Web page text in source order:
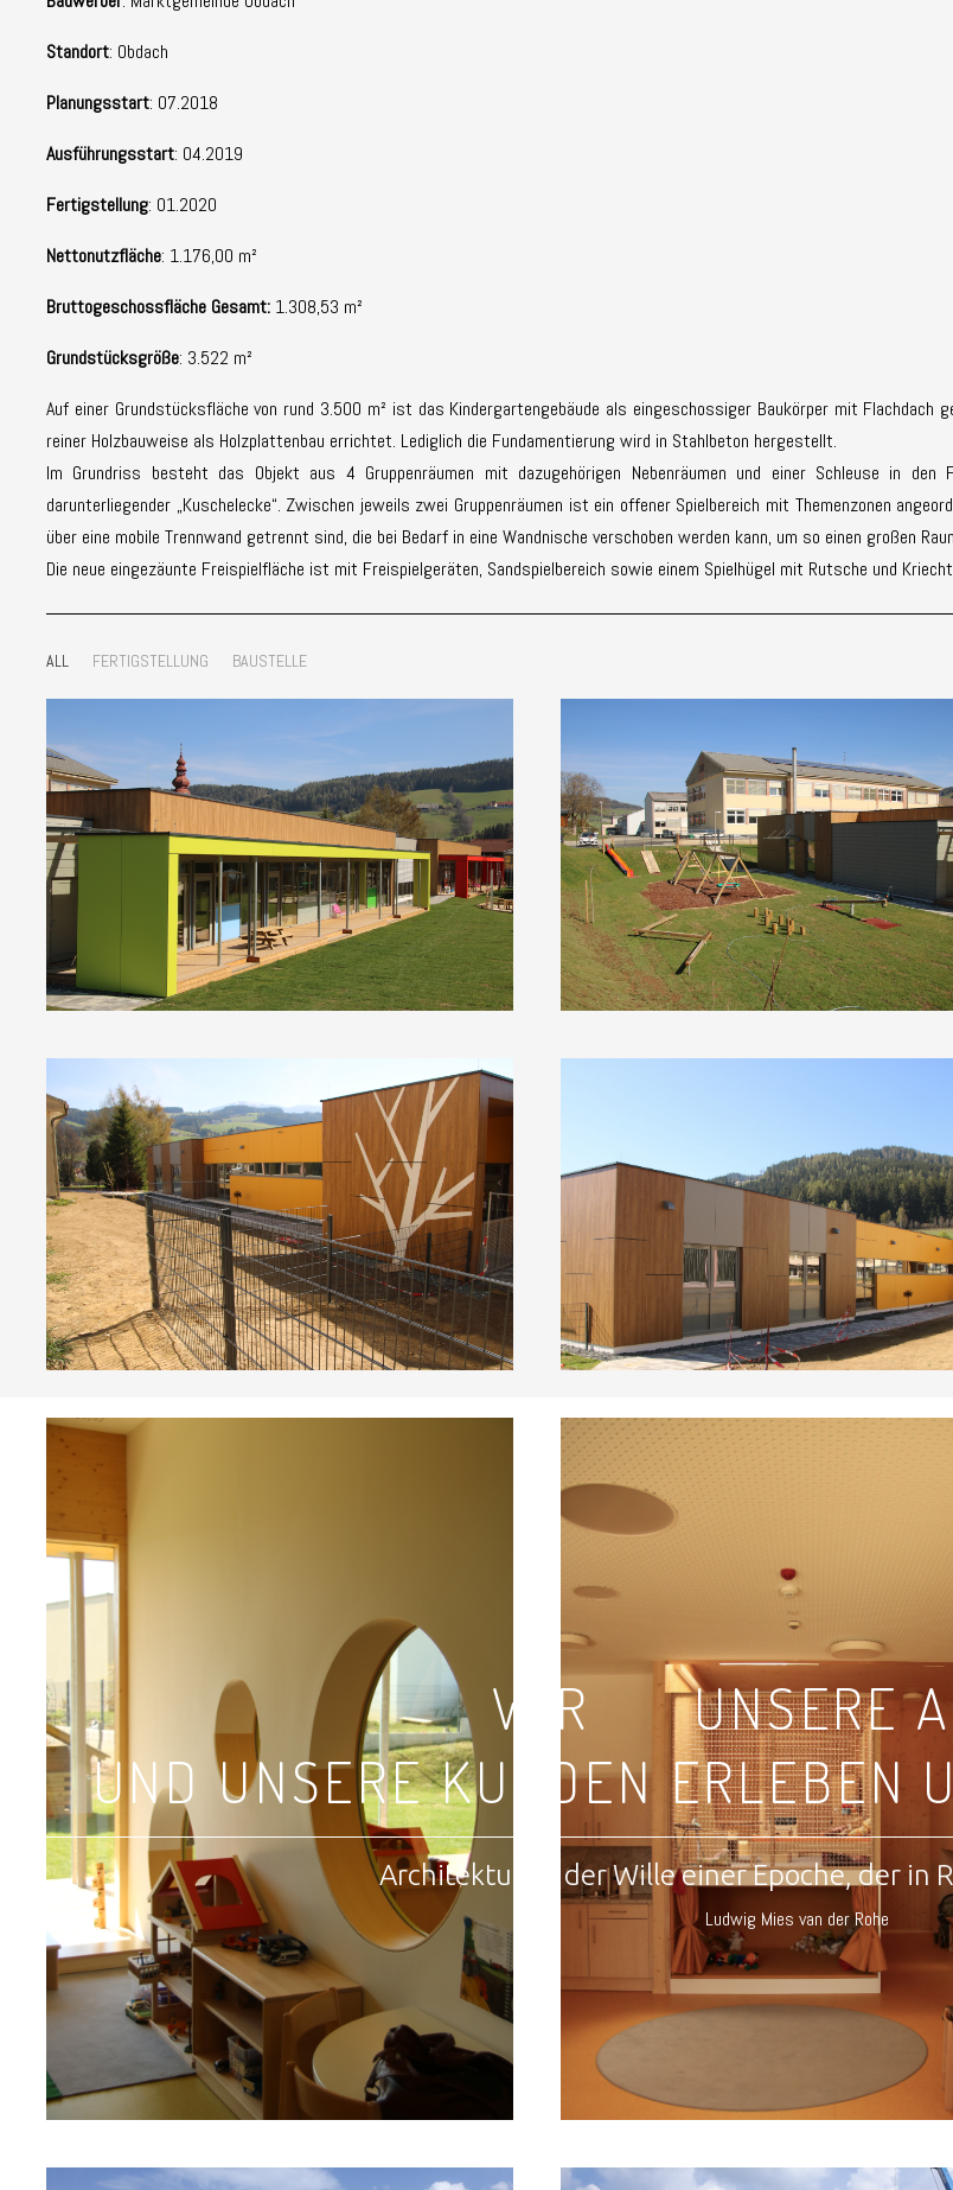
Standort: Obdach
Planungsstart: 07.2018
Ausführungsstart: 04.2019
Fertigstellung: 01.2020
Nettonutzfläche: 1.176,00 m²
Bruttogeschossfläche Gesamt: 1.308,53 m²
Grundstücksgröße: 3.522 m²
Auf einer Grundstücksfläche von rund 3.500 m² ist das Kindergartengebäude als eingeschossiger Baukörper mit
reiner Holzbauweise als Holzplattenbau errichtet. Lediglich die Fundamentierung wird in Stahlbeton hergestellt.
Im Grundriss besteht das Objekt aus 4 Gruppenräumen mit dazugehörigen Nebenräumen und einer Schleuse in den
darunterliegender „Kuschelecke“. Zwischen jeweils zwei Gruppenräumen ist ein offener Spielbereich mit Themenzonen
über eine mobile Trennwand getrennt sind, die bei Bedarf in eine Wandnische verschoben werden kann, um so einen großen
Die neue eingezäunte Freispielfläche ist mit Freispielgeräten, Sandspielbereich sowie einem Spielhügel mit Rutsche und
ALL FERTIGSTELLUNG BAUSTELLE
WIR
UNSERE
UND UNSERE KUNDEN ERLEBEN
Architektur ist der Wille einer Epoche, der in
Ludwig Mies van der Rohe